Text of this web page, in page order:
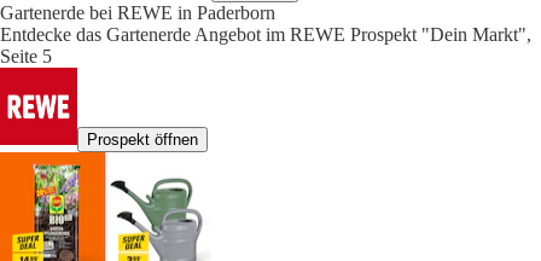
Gartenerde bei REWE in Paderborn
Entdecke das Gartenerde Angebot im REWE Prospekt "Dein Markt",
Seite 5
Prospekt öffnen